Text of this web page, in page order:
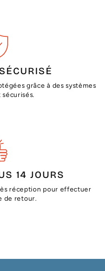
grâce à des systèmes
14 JOURS
réception pour effectuer
de retour.